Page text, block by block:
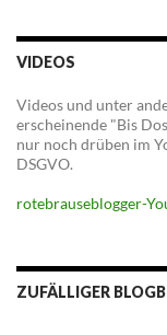
VIDEOS
Videos und unter
erscheinende "Bis
nur noch drüben im
DSGVO.
rotebrauseblogger-
ZUFÄLLIGER